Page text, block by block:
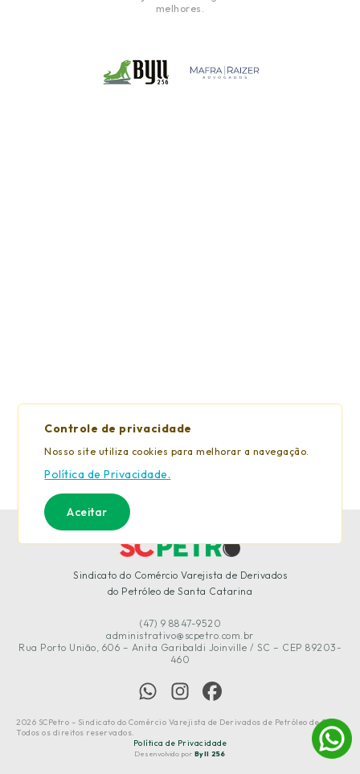
melhores.
Sindicato do Comércio Varejista de Derivados
do Petróleo de Santa Catarina
(47) 9 8847-9520
administrativo@scpetro.com.br
Rua Porto União, 606 – Anita Garibaldi Joinville / SC – CEP 89203-
460
2026 SCPetro – Sindicato do Comércio Varejista de Derivados de Petróleo de SC -
Todos os direitos reservados.
Política de Privacidade
Desenvolvido por Byll 256
Controle de privacidade
Nosso site utiliza cookies para melhorar a navegação.
Política de Privacidade.
Aceitar